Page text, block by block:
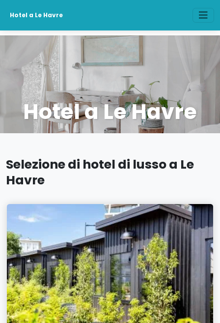
Hotel a Le Havre
Hotel a Le Havre
Selezione di hotel di lusso a Le
Havre